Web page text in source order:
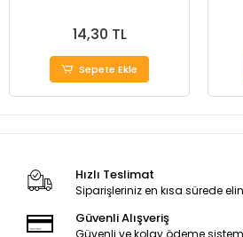
14,30 TL
Sepete Ekle
Hızlı Teslimat
Siparişleriniz en kısa sürede
Güvenli Alışveriş